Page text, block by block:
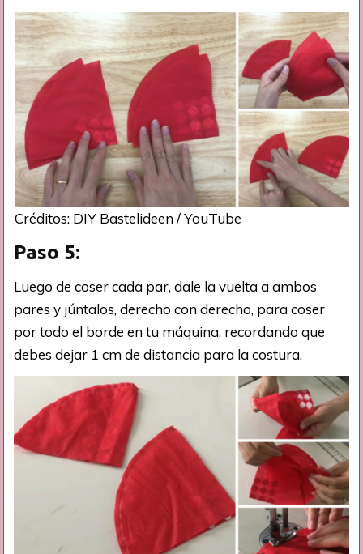
Créditos: DIY Bastelideen / YouTube
Paso 5:
Luego de coser cada par, dale la vuelta a ambos
pares y júntalos, derecho con derecho, para coser
por todo el borde en tu máquina, recordando que
debes dejar 1 cm de distancia para la costura.